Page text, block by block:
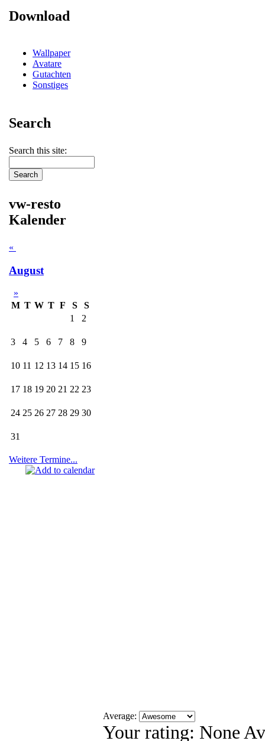
Download
Wallpaper
Avatare
Gutachten
Sonstiges
Search
Search this site:
vw-resto
Kalender
«
August
»
M T W T F S
S
1
2
3 4 5 6 7 8 9
10 11 12 13 14 15 16
17 18 19 20 21 22 23
24 25 26 27 28 29 30
31
Weitere Termine...
Average:
Your rating: None